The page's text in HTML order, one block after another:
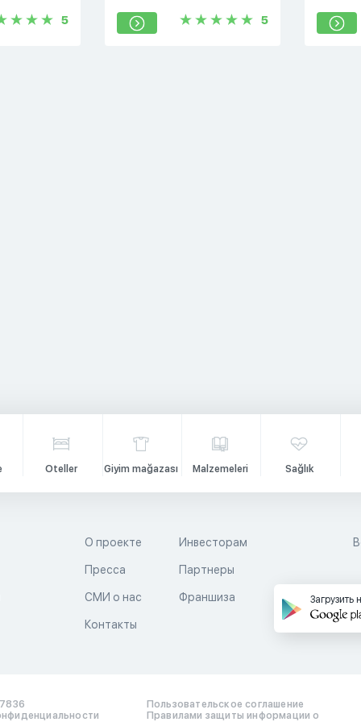
5
Rossiya, 420049
5
Oteller Giyim mağazası Malzemeleri Sağlık
О проекте
Пресса
СМИ о нас
Контакты
Инвесторам
Партнеры
Франшиза Загрузить
Пользовательское соглашение
Правилами защиты информации о